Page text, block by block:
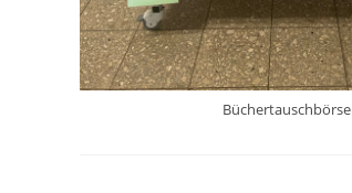
Büchertauschbörse